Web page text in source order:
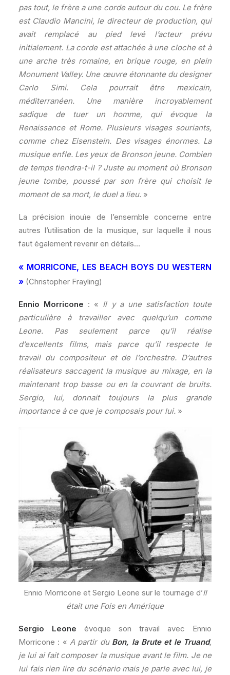
pas tout, le frère a une corde autour du cou. Le frère
est Claudio Mancini, le directeur de production, qui
avait remplacé au pied levé l’acteur prévu
initialement. La corde est attachée à une cloche et à
une arche très romaine, en brique rouge, en plein
Monument Valley. Une œuvre étonnante du designer
Carlo Simi. Cela pourrait être mexicain,
méditerranéen. Une manière incroyablement
sadique de tuer un homme, qui évoque la
Renaissance et Rome. Plusieurs visages souriants,
comme chez Eisenstein. Des visages énormes. La
musique enfle. Les yeux de Bronson jeune. Combien
de temps tiendra-t-il ? Juste au moment où Bronson
jeune tombe, poussé par son frère qui choisit le
moment de sa mort, le duel a lieu. »
La précision inouïe de l’ensemble concerne entre
autres l’utilisation de la musique, sur laquelle il nous
faut également revenir en détails…
« MORRICONE, LES BEACH BOYS DU WESTERN
» (Christopher Frayling)
Ennio Morricone : « Il y a une satisfaction toute
particulière à travailler avec quelqu’un comme
Leone. Pas seulement parce qu’il réalise
d’excellents films, mais parce qu’il respecte le
travail du compositeur et de l’orchestre. D’autres
réalisateurs saccagent la musique au mixage, en la
maintenant trop basse ou en la couvrant de bruits.
Sergio, lui, donnait toujours la plus grande
importance à ce que je composais pour lui. »
Ennio Morricone et Sergio Leone sur le tournage d’Il
était une Fois en Amérique
Sergio Leone évoque son travail avec Ennio
Morricone : «A partir du Bon, la Brute et le Truand,
je lui ai fait composer la musique avant le film. Je ne
lui fais rien lire du scénario mais je parle avec lui, je